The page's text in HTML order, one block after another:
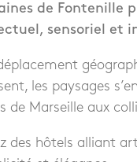
de Fontenille
sensoriel et
les paysages
de Marseille aux
des hôtels alliant